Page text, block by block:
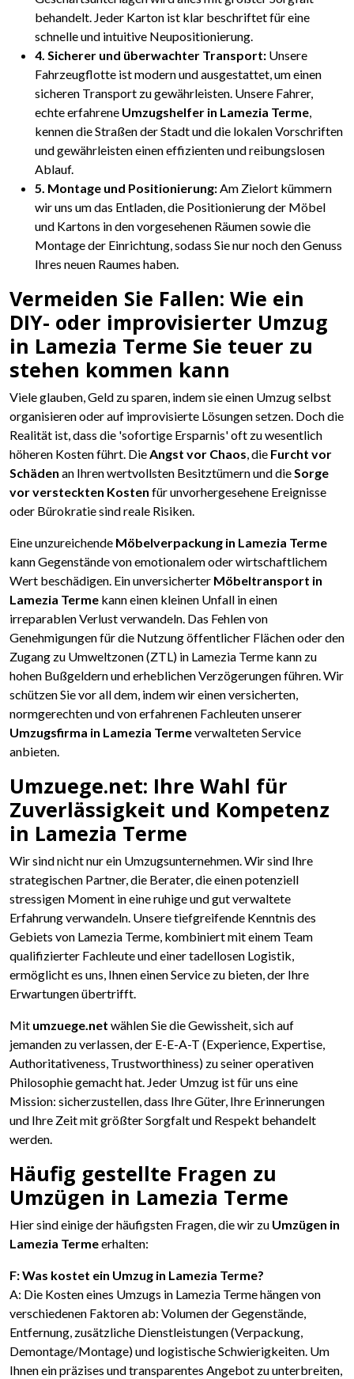
behandelt. Jeder Karton ist klar beschriftet für eine
schnelle und intuitive Neupositionierung.
4. Sicherer und überwachter Transport: Unsere
Fahrzeugflotte ist modern und ausgestattet, um einen
sicheren Transport zu gewährleisten. Unsere Fahrer,
echte erfahrene Umzugshelfer in Lamezia Terme,
kennen die Straßen der Stadt und die lokalen Vorschriften
und gewährleisten einen effizienten und reibungslosen
Ablauf.
5. Montage und Positionierung:Am Zielort kümmern
wir uns um das Entladen, die Positionierung der Möbel
und Kartons in den vorgesehenen Räumen sowie die
Montage der Einrichtung, sodass Sie nur noch den Genuss
Ihres neuen Raumes haben.
Vermeiden Sie Fallen: Wie ein
DIY- oder improvisierter Umzug
in Lamezia Terme Sie teuer zu
stehen kommen kann
Viele glauben, Geld zu sparen, indem sie einen Umzug selbst
organisieren oder auf improvisierte Lösungen setzen. Doch die
Realität ist, dass die 'sofortige Ersparnis' oft zu wesentlich
höheren Kosten führt. DieAngst vor Chaos, die Furcht vor
Schäden an Ihren wertvollsten Besitztümern und dieSorge
vor versteckten Kosten für unvorhergesehene Ereignisse
oder Bürokratie sind reale Risiken.
Eine unzureichende Möbelverpackung in Lamezia Terme
kann Gegenstände von emotionalem oder wirtschaftlichem
Wert beschädigen. Ein unversicherter Möbeltransport in
Lamezia Terme kann einen kleinen Unfall in einen
irreparablen Verlust verwandeln. Das Fehlen von
Genehmigungen für die Nutzung öffentlicher Flächen oder den
Zugang zu Umweltzonen (ZTL) in Lamezia Terme kann zu
hohen Bußgeldern und erheblichen Verzögerungen führen. Wir
schützen Sie vor all dem, indem wir einen versicherten,
normgerechten und von erfahrenen Fachleuten unserer
Umzugsfirma in Lamezia Termeverwalteten Service
anbieten.
Umzuege.net: Ihre Wahl für
Zuverlässigkeit und Kompetenz
in Lamezia Terme
Wir sind nicht nur ein Umzugsunternehmen. Wir sind Ihre
strategischen Partner, die Berater, die einen potenziell
stressigen Moment in eine ruhige und gut verwaltete
Erfahrung verwandeln. Unsere tiefgreifende Kenntnis des
Gebiets von Lamezia Terme, kombiniert mit einem Team
qualifizierter Fachleute und einer tadellosen Logistik,
ermöglicht es uns, Ihnen einen Service zu bieten, der Ihre
Erwartungen übertrifft.
Mit umzuege.net wählen Sie die Gewissheit, sich auf
jemanden zu verlassen, der E-E-A-T (Experience, Expertise,
Authoritativeness, Trustworthiness) zu seiner operativen
Philosophie gemacht hat. Jeder Umzug ist für uns eine
Mission: sicherzustellen, dass Ihre Güter, Ihre Erinnerungen
und Ihre Zeit mit größter Sorgfalt und Respekt behandelt
werden.
Häufig gestellte Fragen zu
Umzügen in Lamezia Terme
Hier sind einige der häufigsten Fragen, die wir zu Umzügen in
Lamezia Termeerhalten:
F: Was kostet ein Umzug in Lamezia Terme?
A: Die Kosten eines Umzugs in Lamezia Terme hängen von
verschiedenen Faktoren ab: Volumen der Gegenstände,
Entfernung, zusätzliche Dienstleistungen (Verpackung,
Demontage/Montage) und logistische Schwierigkeiten. Um
Ihnen ein präzises und transparentes Angebot zu unterbreiten,